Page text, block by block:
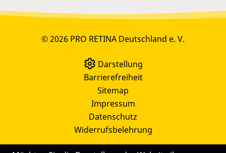
© 2026 PRO RETINA Deutschland e. V.
Darstellung
Barrierefreiheit
Sitemap
Impressum
Datenschutz
Widerrufsbelehrung